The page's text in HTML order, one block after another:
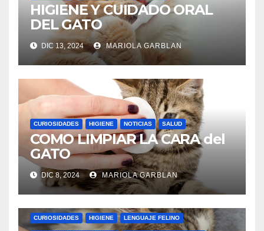
HIGIENE Y CUIDADO ORAL
DEL GATO
DIC 13, 2024 MARIOLA GARBLAN
CURIOSIDADES HIGIENE NOTICIAS SALUD
COMO LIMPIAR LA CARA del
GATO
DIC 8, 2024 MARIOLA GARBLAN
CURIOSIDADES HIGIENE LENGUAJE FELINO